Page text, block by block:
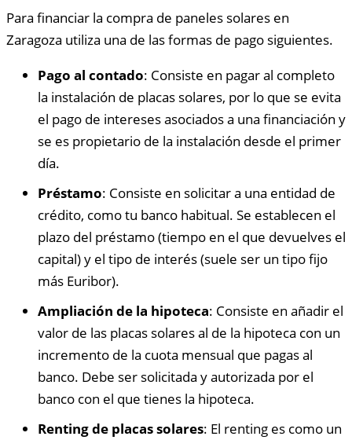
Para financiar la compra de paneles solares en
Zaragoza utiliza una de las formas de pago siguientes.
Pago al contado: Consiste en pagar al completo
la instalación de placas solares, por lo que se evita
el pago de intereses asociados a una financiación y
se es propietario de la instalación desde el primer
día.
Préstamo: Consiste en solicitar a una entidad de
crédito, como tu banco habitual. Se establecen el
plazo del préstamo (tiempo en el que devuelves el
capital) y el tipo de interés (suele ser un tipo fijo
más Euribor).
Ampliación de la hipoteca: Consiste en añadir el
valor de las placas solares al de la hipoteca con un
incremento de la cuota mensual que pagas al
banco. Debe ser solicitada y autorizada por el
banco con el que tienes la hipoteca.
Renting de placas solares: El renting es como un